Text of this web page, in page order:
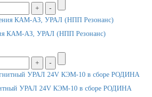
КАМ-АЗ, УРАЛ (НПП Резонанс)
УРАЛ 24V КЭМ-10 в сборе РОДИНА